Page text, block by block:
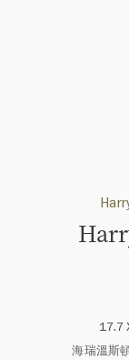
17.7
海瑞溫斯